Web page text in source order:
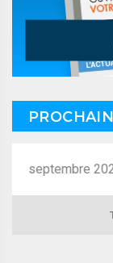
8 septembre 2026